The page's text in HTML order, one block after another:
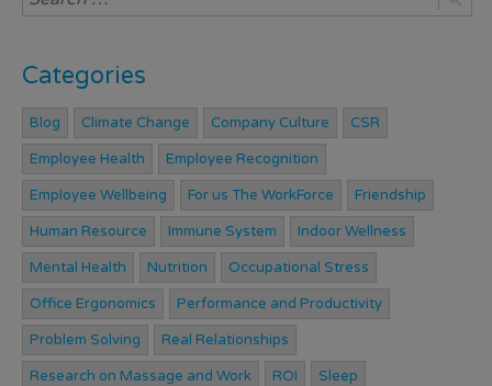
Categories
Blog Climate Change Company Culture CSR
Employee Health Employee Recognition
Employee Wellbeing For us The WorkForce Friendship
Human Resource Immune System Indoor Wellness
Mental Health Nutrition Occupational Stress
Office Ergonomics Performance and Productivity
Problem Solving Real Relationships
Research on Massage and Work ROI Sleep